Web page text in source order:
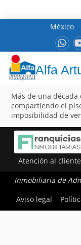
México
Alfa
Más de una
compartiendo el
imposibilidad de
Atención al cliente
Inmobiliaria de
Aviso legal